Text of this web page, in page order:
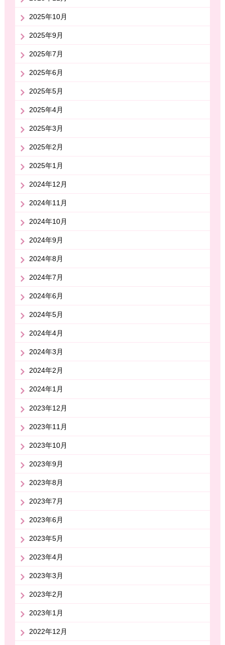
2025年10月
2025年9月
2025年7月
2025年6月
2025年5月
2025年4月
2025年3月
2025年2月
2025年1月
2024年12月
2024年11月
2024年10月
2024年9月
2024年8月
2024年7月
2024年6月
2024年5月
2024年4月
2024年3月
2024年2月
2024年1月
2023年12月
2023年11月
2023年10月
2023年9月
2023年8月
2023年7月
2023年6月
2023年5月
2023年4月
2023年3月
2023年2月
2023年1月
2022年12月